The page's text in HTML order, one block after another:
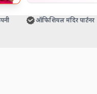
ऑफिशियल मंदिर पार्टनर